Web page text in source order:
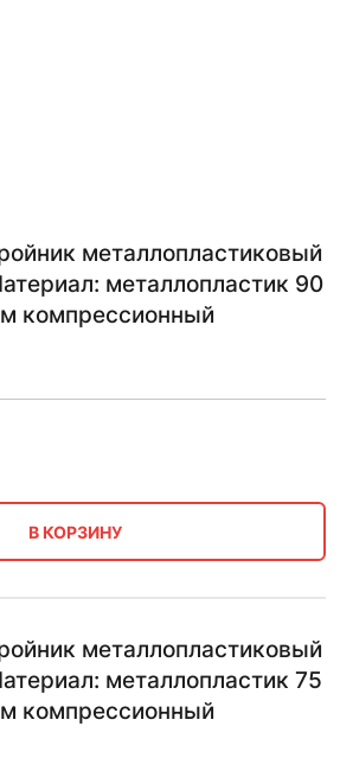
металлопластиковый
металлопластик 90
компрессионный
В КОРЗИНУ
металлопластиковый
металлопластик 75
компрессионный